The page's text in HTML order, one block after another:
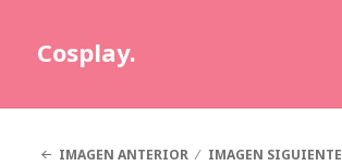
Cosplay.
IMAGEN ANTERIOR
IMAGEN SIGUIENTE